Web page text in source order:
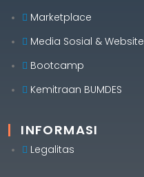
Marketplace
Media Sosial & Website
Bootcamp
Kemitraan BUMDES
INFORMASI
Legalitas